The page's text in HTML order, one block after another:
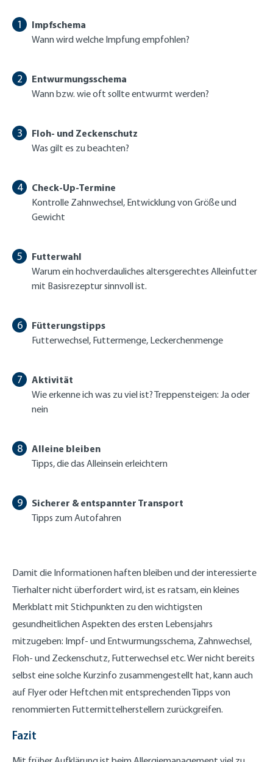
Impfschema
Wann wird welche Impfung empfohlen?
Entwurmungsschema
Wann bzw. wie oft sollte entwurmt werden?
Floh- und Zeckenschutz
Was gilt es zu beachten?
Check-Up-Termine
Kontrolle Zahnwechsel, Entwicklung von Größe und
Gewicht
Futterwahl
Warum ein hochverdauliches altersgerechtes Alleinfutter
mit Basisrezeptur sinnvoll ist.
Fütterungstipps
Futterwechsel, Futtermenge, Leckerchenmenge
Aktivität
Wie erkenne ich was zu viel ist? Treppensteigen: Ja oder
nein
Alleine bleiben
Tipps, die das Alleinsein erleichtern
Sicherer & entspannter Transport
Tipps zum Autofahren
Damit die Informationen haften bleiben und der interessierte
Tierhalter nicht überfordert wird, ist es ratsam, ein kleines
Merkblatt mit Stichpunkten zu den wichtigsten
gesundheitlichen Aspekten des ersten Lebensjahrs
mitzugeben: Impf- und Entwurmungsschema, Zahnwechsel,
Floh- und Zeckenschutz, Futterwechsel etc. Wer nicht bereits
selbst eine solche Kurzinfo zusammengestellt hat, kann auch
auf Flyer oder Heftchen mit entsprechenden Tipps von
renommierten Futtermittelherstellern zurückgreifen.
Fazit